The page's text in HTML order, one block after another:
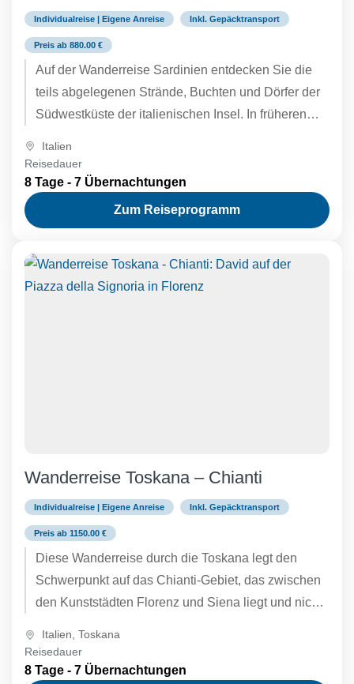
Individualreise | Eigene Anreise Inkl. Gepäcktransport
Preis ab 880.00 €
Auf der Wanderreise Sardinien entdecken Sie die
teils abgelegenen Strände, Buchten und Dörfer der
Südwestküste der italienischen Insel. In früheren
Italien
Reisedauer
8 Tage - 7 Übernachtungen
Zum Reiseprogramm
Wanderreise Toskana – Chianti
Individualreise | Eigene Anreise Inkl. Gepäcktransport
Preis ab 1150.00 €
Diese Wanderreise durch die Toskana legt den
Schwerpunkt auf das Chianti-Gebiet, das zwischen
den Kunststädten Florenz und Siena liegt und nicht
Italien, Toskana
Reisedauer
8 Tage - 7 Übernachtungen